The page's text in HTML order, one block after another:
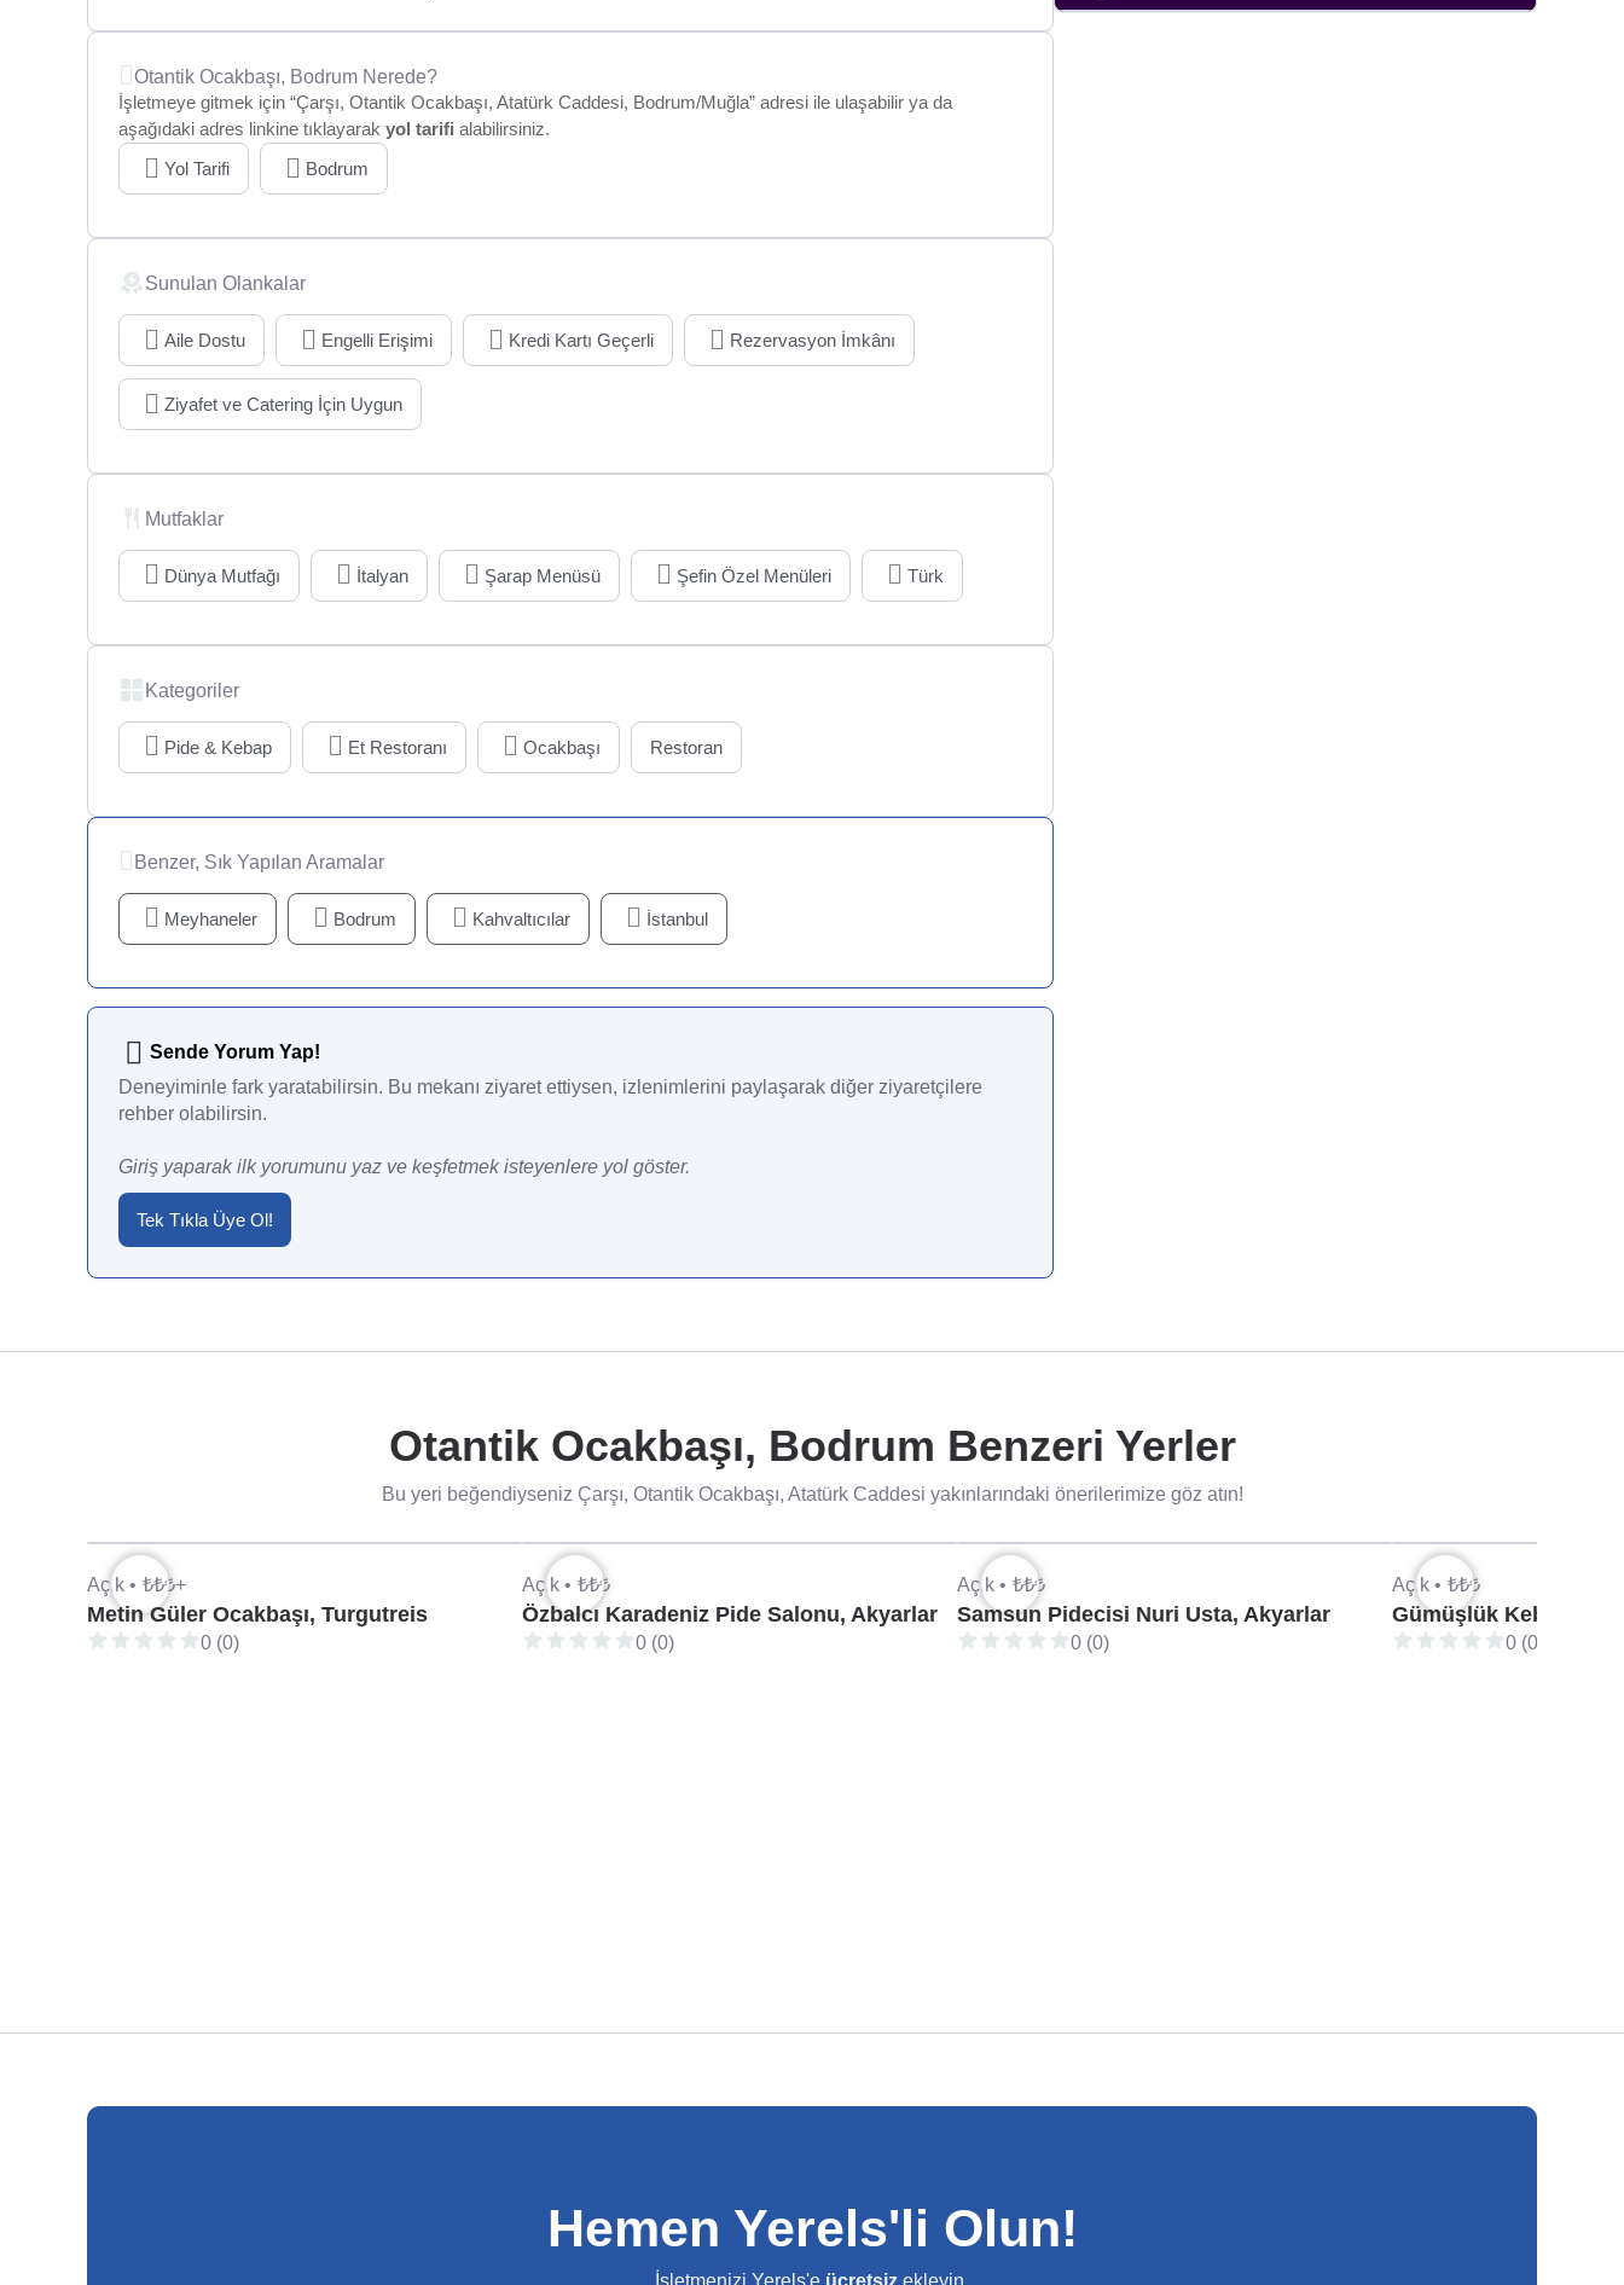
Otantik Ocakbaşı, Bodrum Nerede?
İşletmeye gitmek için “Çarşı, Otantik Ocakbaşı, Atatürk Caddesi, Bodrum/Muğla” adresi ile ulaşabilir ya da
aşağıdaki adres linkine tıklayarak yol tarifi alabilirsiniz.
Yol Tarifi
Bodrum
Sunulan Olankalar
Aile Dostu Engelli Erişimi Kredi Kartı Geçerli Rezervasyon İmkânı
Ziyafet ve Catering İçin Uygun
Mutfaklar
Dünya Mutfağı İtalyan Şarap Menüsü Şefin Özel Menüleri Türk
Kategoriler
Pide & Kebap Et Restoranı Ocakbaşı Restoran
Benzer, Sık Yapılan Aramalar
Meyhaneler Bodrum Kahvaltıcılar İstanbul
Sende Yorum Yap!
Deneyiminle fark yaratabilirsin. Bu mekanı ziyaret ettiysen, izlenimlerini paylaşarak diğer ziyaretçilere
rehber olabilirsin.
Giriş yaparak ilk yorumunu yaz ve keşfetmek isteyenlere yol göster.
Tek Tıkla Üye Ol!
Otantik Ocakbaşı, Bodrum Benzeri Yerler
Bu yeri beğendiyseniz Çarşı, Otantik Ocakbaşı, Atatürk Caddesi yakınlarındaki önerilerimize göz atın!
Açık • ₺₺₺+
Metin Güler Ocakbaşı, Turgutreis
0 (0)
Açık • ₺₺₺
Özbalcı Karadeniz Pide Salonu, Akyarlar
0 (0)
Açık • ₺₺₺
Samsun Pidecisi Nuri Usta, Akyarlar
0 (0)
Açık • ₺₺₺
Gümüşlük Kebap
0 (0)
Hemen Yerels'li Olun!
İşletmenizi Yerels'e ücretsiz ekleyin.